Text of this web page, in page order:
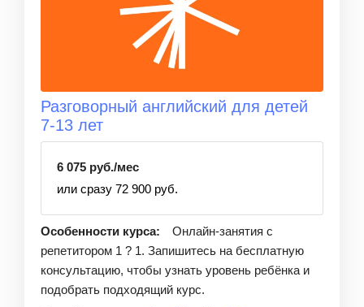
Разговорный английский для детей
7-13 лет
6 075 руб./мес
или сразу 72 900 руб.
Особенности курса:
Онлайн-занятия с
репетитором 1 ? 1. Запишитесь на бесплатную
консультацию, чтобы узнать уровень ребёнка и
подобрать подходящий курс.